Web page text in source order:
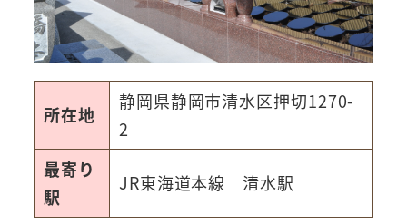
所在地
静岡県静岡市清水区押切1270-
2
最寄り
駅
JR東海道本線 清水駅